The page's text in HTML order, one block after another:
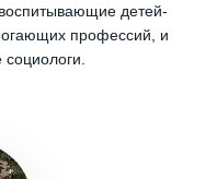
детей-
профессий, и